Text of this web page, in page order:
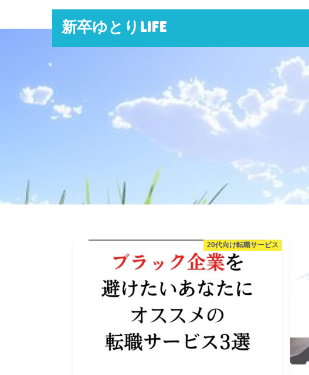
新卒ゆとりLIFE
20代向け転職サービス